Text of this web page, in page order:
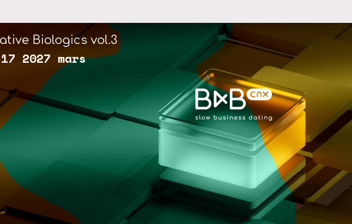
Biologics vol.3
2027 mars